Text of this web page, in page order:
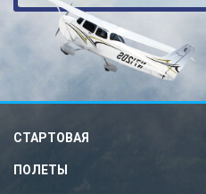
СТАРТОВАЯ
ПОЛЕТЫ